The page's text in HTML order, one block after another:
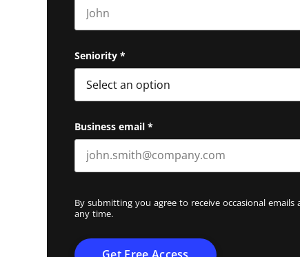
Seniority *
Business email *
By submitting you agree to receive occasional emails
any time.